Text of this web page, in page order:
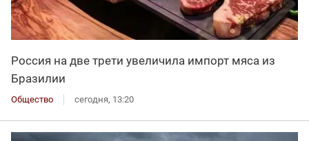
Россия на две трети увеличила импорт мяса из
Бразилии
Общество сегодня, 13:20